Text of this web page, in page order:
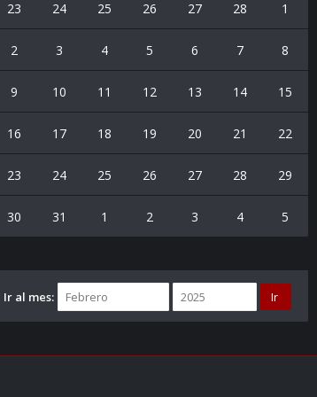
23 24 25 26 27 28 1
2 3 4 5 6 7 8
9 10 11 12 13 14 15
16 17 18 19 20 21 22
23 24 25 26 27 28 29
30 31 1 2 3 4 5
Ir al mes: